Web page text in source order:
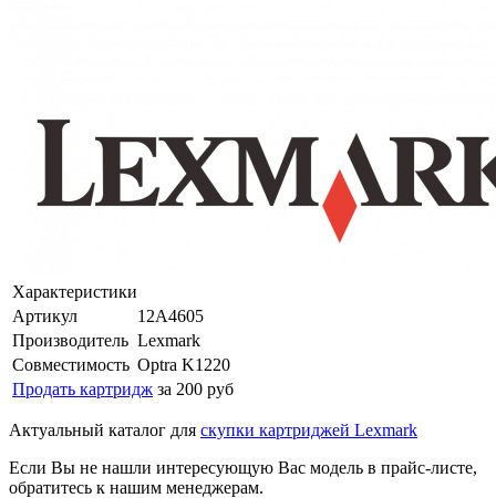
Характеристики
Артикул
12A4605
Производитель Lexmark
Совместимость Optra K1220
Продать картридж за 200 руб
Актуальный каталог для скупки картриджей Lexmark
Если Вы не нашли интересующую Вас модель в прайс-листе,
обратитесь к нашим менеджерам.